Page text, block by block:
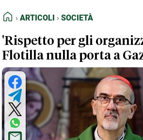
FEED RSS
NORMATIVE DEONTOLOGICHE
TERMINI e CONDIZIONI
HOME
ARTICOLI SOCIETÀ
'Rispetto per gli
Flotilla nulla porta a